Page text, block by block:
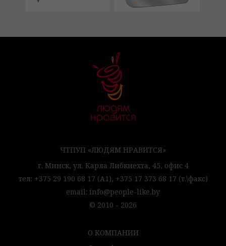
ЧТПУП «ЛЮДЯМ НРАВИТСЯ»
г. Минск, ул. Карла Либкнехта, 45, офис 4
тел: +375 29 190 68 17 (А1), +375 17 373 68 17 (т.\факс)
email: info@people-like.by
© 2010 - 2026
О КОМПАНИИ